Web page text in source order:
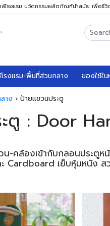
โรงแรม นวัตกรรมผลิตภัณฑ์นำสมัย เพื่อชีวิ
รงแรม-พื้นที่ส่วนกลาง ของใช้ใ
าง ป้ายแขวนประตู
ตู : Door
-คล้องเข้ากับกลอนประตู
Cardboard เย็บหุ้มหนัง ส